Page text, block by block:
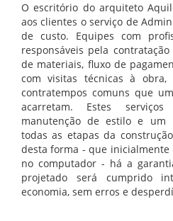
O escritório do arquiteto
aos clientes o serviço de
de custo. Equipes com
responsáveis pela
de materiais, fluxo de
com visitas técnicas à
contratempos comuns que
acarretam. Estes
manutenção de estilo e um
todas as etapas da
desta forma - que
no computador - há a
projetado será cumprido
economia, sem erros e